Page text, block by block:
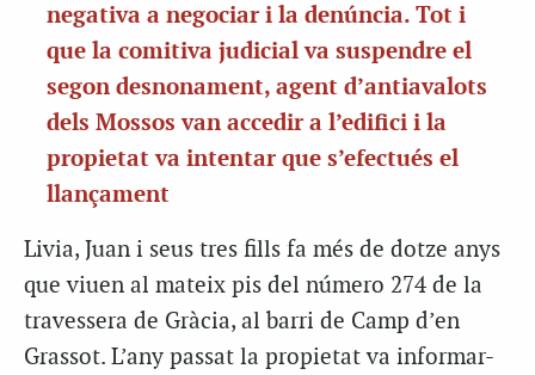
negativa a negociar i la denúncia. Tot i
que la comitiva judicial va suspendre el
segon desnonament, agent d’antiavalots
dels Mossos van accedir a l’edifici i la
propietat va intentar que s’efectués el
llançament
Livia, Juan i seus tres fills fa més de dotze anys
que viuen al mateix pis del número 274 de la
travessera de Gràcia, al barri de Camp d’en
Grassot. L’any passat la propietat va informar-